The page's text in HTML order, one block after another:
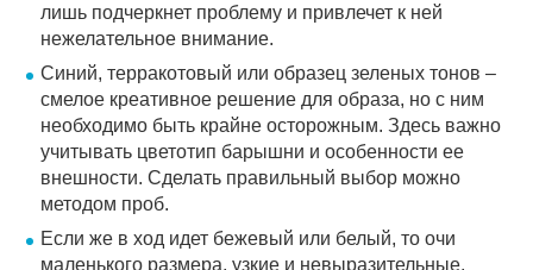
лишь подчеркнет проблему и привлечет к ней
нежелательное внимание.
Синий, терракотовый или образец зеленых тонов –
смелое креативное решение для образа, но с ним
необходимо быть крайне осторожным. Здесь важно
учитывать цветотип барышни и особенности ее
внешности. Сделать правильный выбор можно
методом проб.
Если же в ход идет бежевый или белый, то очи
маленького размера, узкие и невыразительные,